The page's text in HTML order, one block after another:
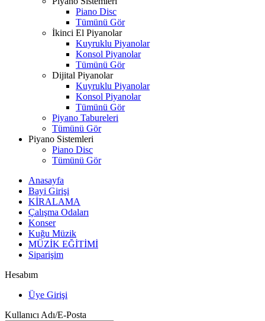
Piano Disc
Tümünü Gör
İkinci El Piyanolar
Kuyruklu Piyanolar
Konsol Piyanolar
Tümünü Gör
Dijital Piyanolar
Kuyruklu Piyanolar
Konsol Piyanolar
Tümünü Gör
Piyano Tabureleri
Tümünü Gör
Piyano Sistemleri
Piano Disc
Tümünü Gör
Anasayfa
Bayi Girişi
KİRALAMA
Çalışma Odaları
Konser
Kuğu Müzik
MÜZİK EĞİTİMİ
Siparişim
Hesabım
Üye Girişi
Kullanıcı Adı/E-Posta